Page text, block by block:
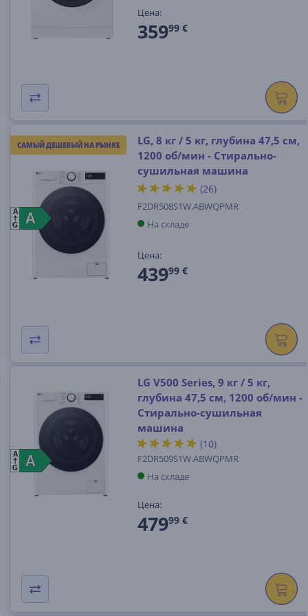
Цена:
35999 €
САМЫЙ ДЕШЕВЫЙ НА РЫНКЕ
A
A
A
G
LG, 8 кг / 5 кг, глубина 47,5 см,
1200 об/мин - Стирально-
сушильная машина
(26)
F2DR508S1W.ABWQPMR
На складе
Цена:
43999 €
A
A
A
G
LG V500 Series, 9 кг / 5 кг,
глубина 47,5 см, 1200 об/мин -
Стирально-сушильная
машина
(10)
F2DR509S1W.ABWQPMR
На складе
Цена:
47999 €